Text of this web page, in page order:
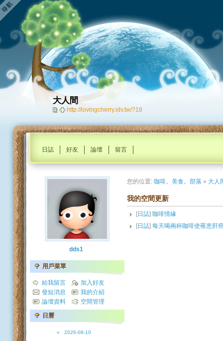
大人間
http://lovingcherry.idv.tw/?18
日誌 好友 論壇 留言
您的位置: 咖啡。美食。部落 » 大人
我的空間更新
[日誌] 咖啡情緣
[日誌] 每天喝兩杯咖啡使罹患肝
dds1
用戶菜單
給我留言
加入好友
發短消息
我的介紹
論壇資料
空間管理
日曆
« 2026-08-10